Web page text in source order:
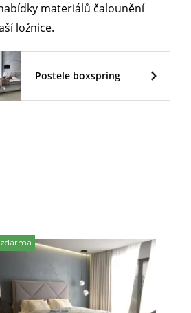
materiálů čalounění
ložnice.
Postele boxspring